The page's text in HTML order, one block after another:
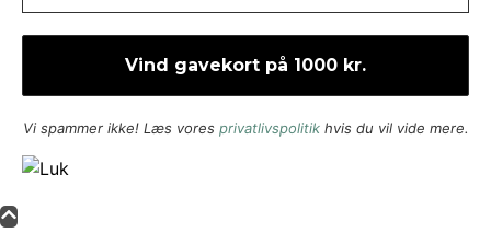
Vi spammer ikke! Læs vores privatlivspolitikhvis du vil vide mere.